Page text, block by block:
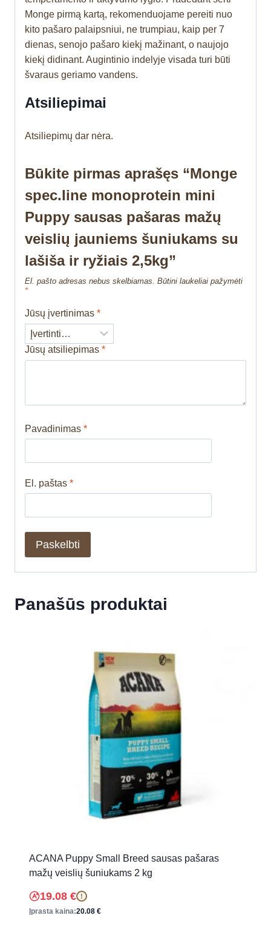
Monge pirmą kartą, rekomenduojame pereiti nuo
kito pašaro palaipsniui, ne trumpiau, kaip per 7
dienas, senojo pašaro kiekį mažinant, o naujojo
kiekį didinant. Augintinio indelyje visada turi būti
švaraus geriamo vandens.
Atsiliepimai
Atsiliepimų dar nėra.
Būkite pirmas aprašęs “Monge
spec.line monoprotein mini
Puppy sausas pašaras mažų
veislių jauniems šuniukams su
lašiša ir ryžiais 2,5kg”
El. pašto adresas nebus skelbiamas. Būtini laukeliai pažymėti
*
Jūsų įvertinimas *
Jūsų atsiliepimas *
Pavadinimas *
El. paštas *
Panašūs produktai
ACANA Puppy Small Breed sausas pašaras
mažų veislių šuniukams 2 kg
19.08 € !
Įprasta kaina:20.08 €